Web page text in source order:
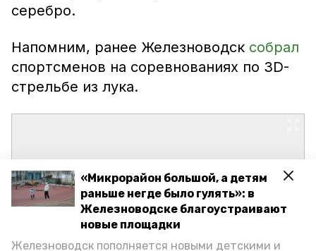
«Микрорайон большой, а детям
раньше негде было гулять»: в
Железноводске благоустраивают
новые площадки
Железноводск пополняется новыми детскими и
серебро.
Напомним, ранее Железноводск собрал
спортсменов на соревнованиях по 3D-
стрельбе из лука.